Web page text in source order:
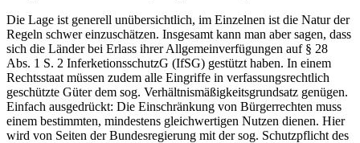
Die Lage ist generell unübersichtlich, im Einzelnen ist die Natur der
Regeln schwer einzuschätzen. Insgesamt kann man aber sagen, dass
sich die Länder bei Erlass ihrer Allgemeinverfügungen auf § 28
Abs. 1 S. 2 InferketionsschutzG (IfSG) gestützt haben. In einem
Rechtsstaat müssen zudem alle Eingriffe in verfassungsrechtlich
geschützte Güter dem sog. Verhältnismäßigkeitsgrundsatz genügen.
Einfach ausgedrückt: Die Einschränkung von Bürgerrechten muss
einem bestimmten, mindestens gleichwertigen Nutzen dienen. Hier
wird von Seiten der Bundesregierung mit der sog. Schutzpflicht des